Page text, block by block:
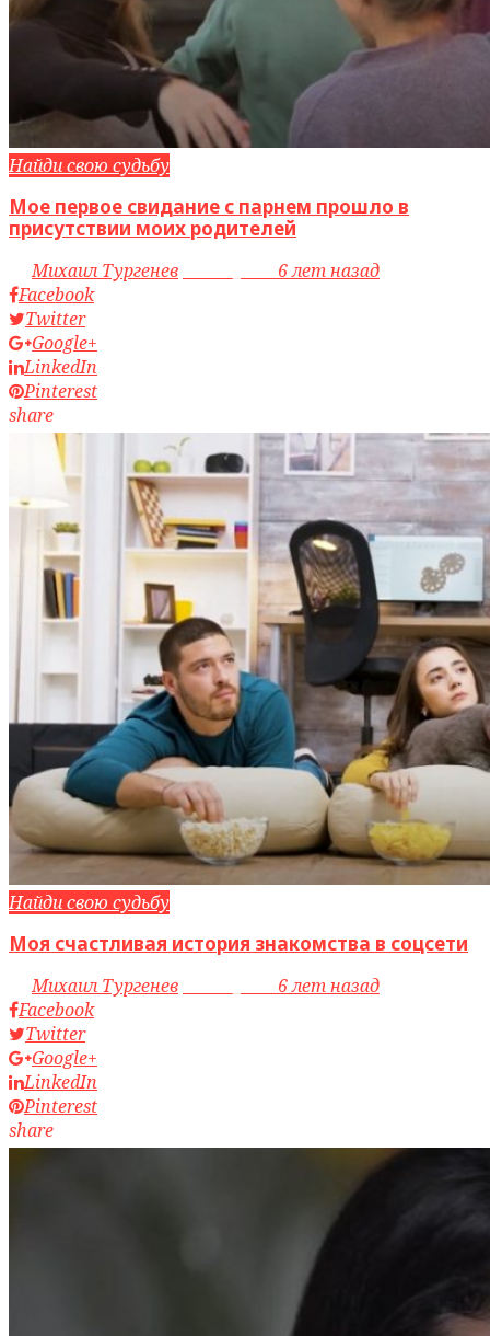
Найди свою судьбу
Мое первое свидание с парнем прошло в
присутствии моих родителей
byМихаил Тургенев
6 лет назад
Facebook
Twitter
Google+
LinkedIn
Pinterest
share
Найди свою судьбу
Моя счастливая история знакомства в соцсети
byМихаил Тургенев
6 лет назад
Facebook
Twitter
Google+
LinkedIn
Pinterest
share